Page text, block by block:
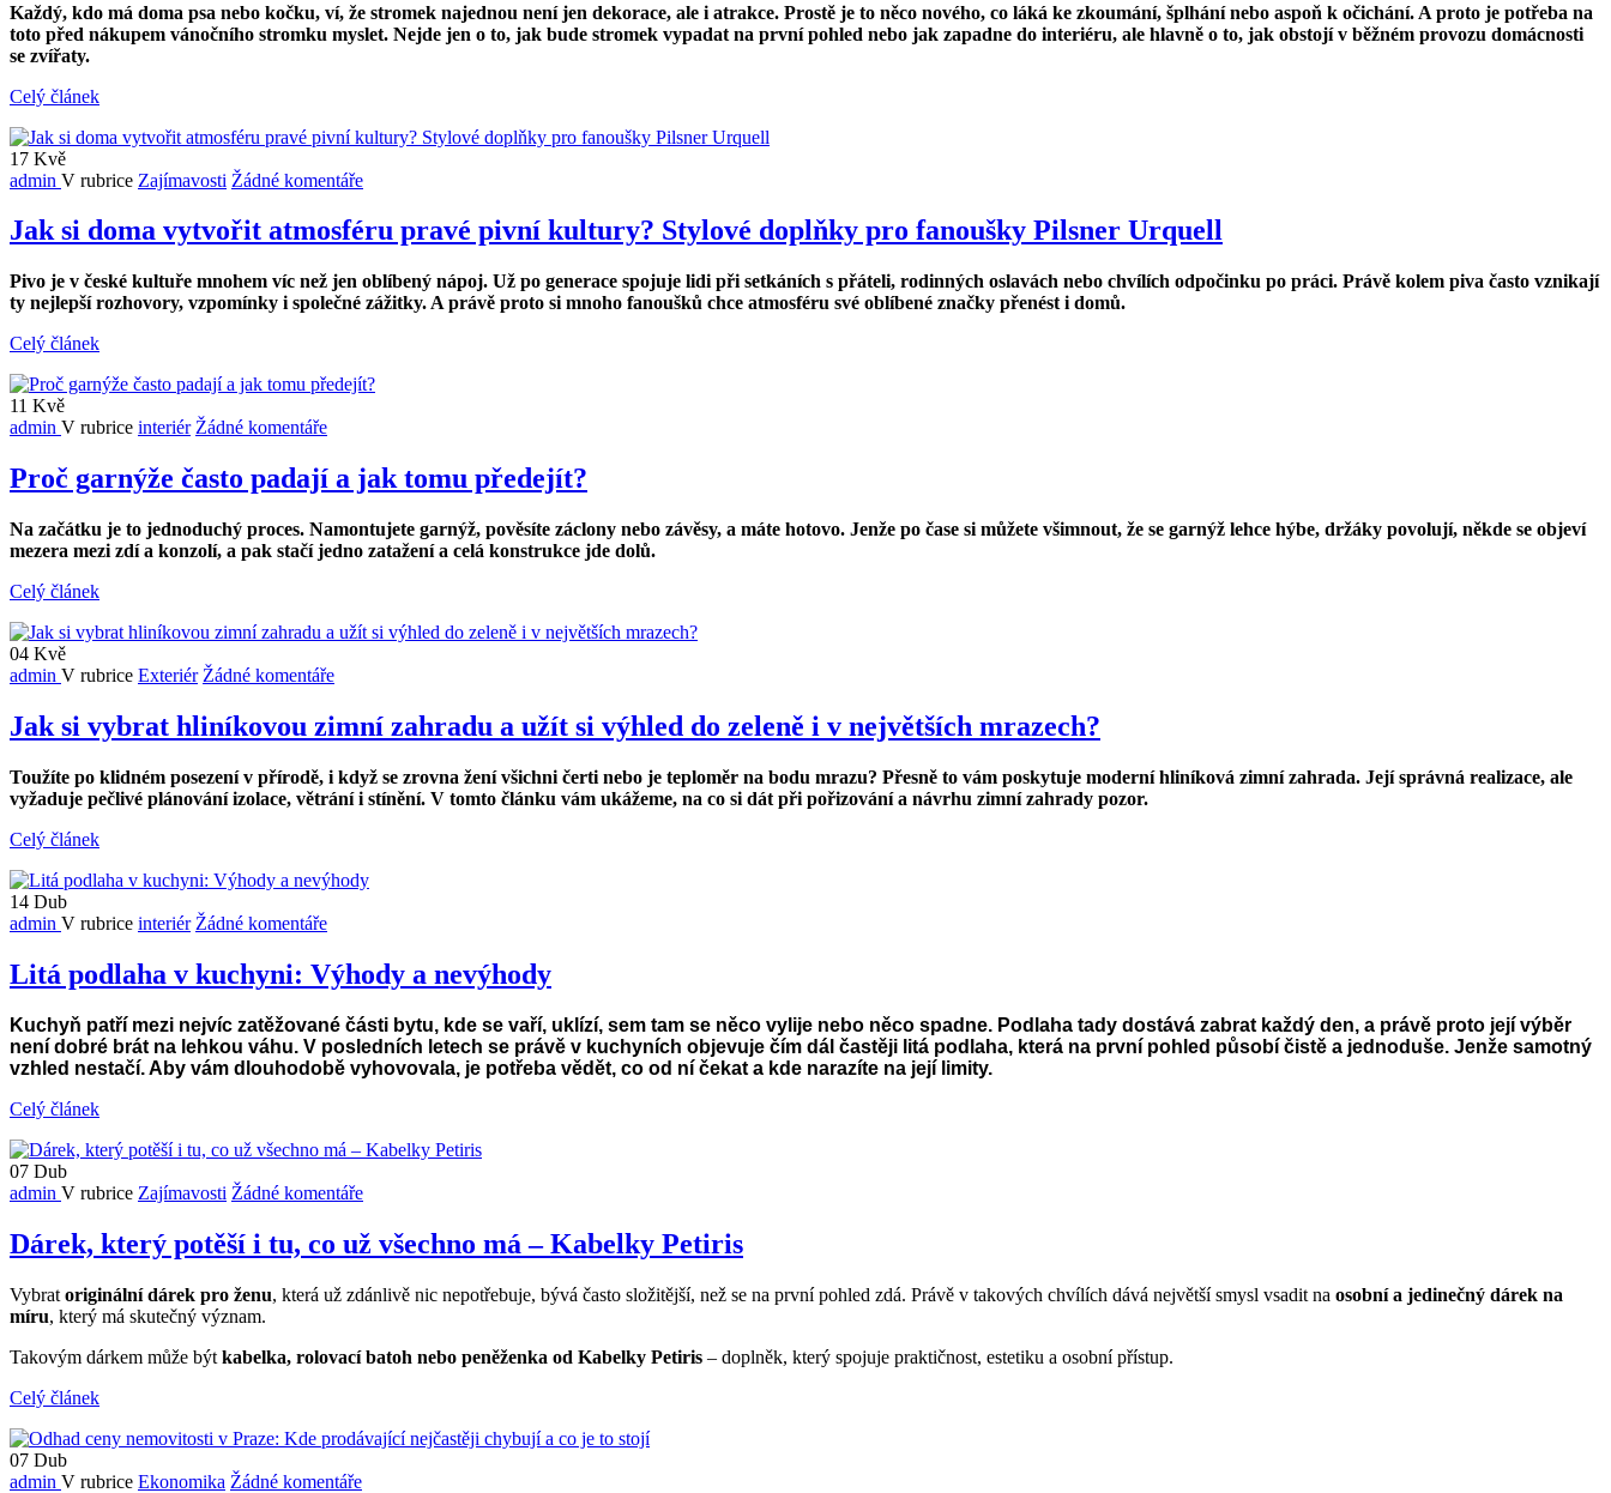
Každý, kdo má doma psa nebo kočku, ví, že stromek najednou není jen dekorace, ale i atrakce. Prostě je to něco nového, co láká ke zkoumání, šplhání nebo aspoň k očichání. A proto je potřeba na
toto před nákupem vánočního stromku myslet. Nejde jen o to, jak bude stromek vypadat na první pohled nebo jak zapadne do interiéru, ale hlavně o to, jak obstojí v běžném provozu domácnosti
se zvířaty.
Celý článek
17 Kvě
admin V rubrice Zajímavosti Žádné komentáře
Jak si doma vytvořit atmosféru pravé pivní kultury? Stylové doplňky pro fanoušky Pilsner Urquell
Pivo je v české kultuře mnohem víc než jen oblíbený nápoj. Už po generace spojuje lidi při setkáních s přáteli, rodinných oslavách nebo chvílích odpočinku po práci. Právě kolem piva často vznikají
ty nejlepší rozhovory, vzpomínky i společné zážitky. A právě proto si mnoho fanoušků chce atmosféru své oblíbené značky přenést i domů.
Celý článek
11 Kvě
admin V rubrice interiér Žádné komentáře
Proč garnýže často padají a jak tomu předejít?
Na začátku je to jednoduchý proces. Namontujete garnýž, pověsíte záclony nebo závěsy, a máte hotovo. Jenže po čase si můžete všimnout, že se garnýž lehce hýbe, držáky povolují, někde se objeví
mezera mezi zdí a konzolí, a pak stačí jedno zatažení a celá konstrukce jde dolů.
Celý článek
04 Kvě
admin V rubrice Exteriér Žádné komentáře
Jak si vybrat hliníkovou zimní zahradu a užít si výhled do zeleně i v největších mrazech?
Toužíte po klidném posezení v přírodě, i když se zrovna žení všichni čerti nebo je teploměr na bodu mrazu? Přesně to vám poskytuje moderníhliníková zimní zahrada. Jejísprávná realizace, ale
vyžaduje pečlivé plánování izolace, větrání i stínění. V tomto článku vám ukážeme, na co si dát při pořizování a návrhu zimní zahrady pozor.
Celý článek
14 Dub
admin V rubrice interiér Žádné komentáře
Litá podlaha v kuchyni: Výhody a nevýhody
Kuchyň patří mezi nejvíc zatěžované části bytu, kde se vaří, uklízí, sem tam se něco vylije nebo něco spadne. Podlaha tady dostává zabrat každý den, a právě proto její výběr
není dobré brát na lehkou váhu. V posledních letech se právě v kuchyních objevuje čím dál častěji litá podlaha, která na první pohled působí čistě a jednoduše. Jenže samotný
vzhled nestačí. Aby vám dlouhodobě vyhovovala, je potřeba vědět, co od ní čekat a kde narazíte na její limity.
Celý článek
07 Dub
admin V rubrice Zajímavosti Žádné komentáře
Dárek, který potěší i tu, co už všechno má – Kabelky Petiris
Vybrat originální dárek pro ženu, která už zdánlivě nic nepotřebuje, bývá často složitější, než se na první pohled zdá. Právě v takových chvílích dává největší smysl vsadit na osobní a jedinečný dárek na
míru, který má skutečný význam.
Takovým dárkem může být kabelka, rolovací batoh nebo peněženka od Kabelky Petiris – doplněk, který spojuje praktičnost, estetiku a osobní přístup.
Celý článek
07 Dub
admin V rubrice Ekonomika Žádné komentáře